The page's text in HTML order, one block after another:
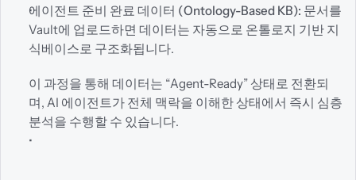
에이전트 준비 완료 데이터 (Ontology-Based KB): 문서를
Vault에 업로드하면 데이터는 자동으로 온톨로지 기반 지
식베이스로 구조화됩니다.
이 과정을 통해 데이터는 “Agent-Ready” 상태로 전환되
며, AI 에이전트가 전체 맥락을 이해한 상태에서 즉시 심층
분석을 수행할 수 있습니다.